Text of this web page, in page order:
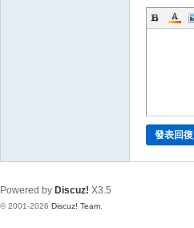
發表回復
Powered by Discuz! X3.5
© 2001-2026 Discuz! Team